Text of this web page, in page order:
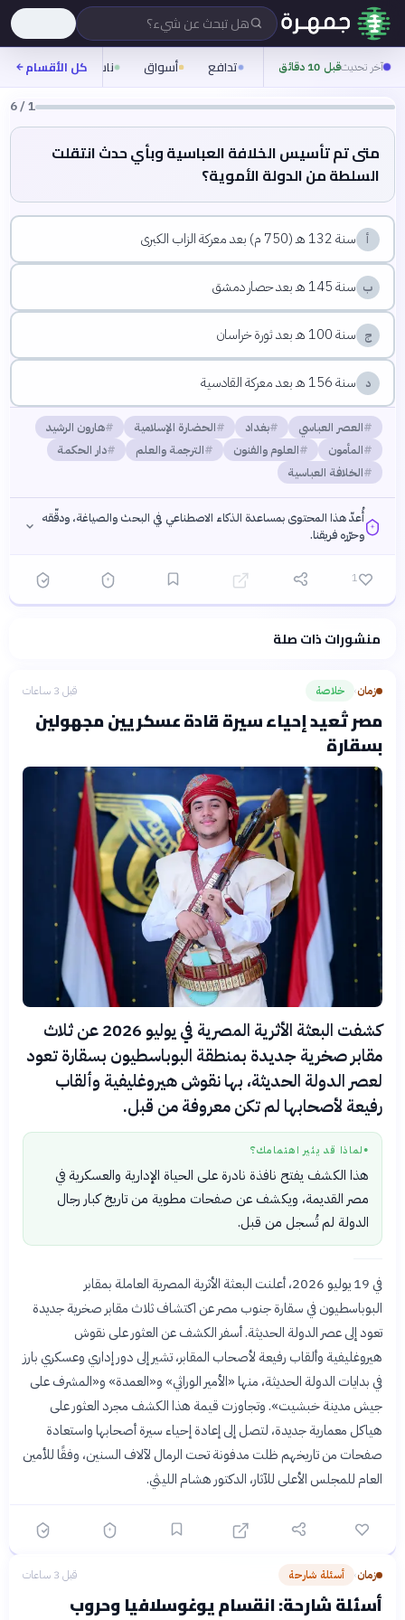
هل تبحث عن شيء؟
آخر تحديثقبل 10 دقائق تدافع أسواق ناس روح
كل الأقسام
1
/
6
متى تم تأسيس الخلافة العباسية وبأي حدث انتقلت
السلطة من الدولة الأموية؟
أ سنة 132 هـ (750 م) بعد معركة الزاب الكبرى
ب سنة 145 هـ بعد حصار دمشق
ج سنة 100 هـ بعد ثورة خراسان
د سنة 156 هـ بعد معركة القادسية
العصر العباسي بغداد الحضارة الإسلامية
هارون الرشيد
المأمون
العلوم والفنون الترجمة والعلم
دار الحكمة
الخلافة العباسية
أُعدّ هذا المحتوى بمساعدة الذكاء الاصطناعي في البحث والصياغة، ودقّقه
وحرّره فريقنا.
فلسفتنا المعرفية· سياسة الذكاء الاصطناعي
1
منشورات ذات صلة
زمان› خلاصة قبل 3 ساعات
مصر تُعيد إحياء سيرة قادة عسكريين مجهولين
بسقارة
كشفت البعثة الأثرية المصرية في يوليو 2026 عن ثلاث
مقابر صخرية جديدة بمنطقة البوباسطيون بسقارة تعود
لعصر الدولة الحديثة، بها نقوش هيروغليفية وألقاب
رفيعة لأصحابها لم تكن معروفة من قبل.
● لماذا قد يثير اهتمامك؟
هذا الكشف يفتح نافذة نادرة على الحياة الإدارية والعسكرية في
مصر القديمة، ويكشف عن صفحات مطوية من تاريخ كبار رجال
الدولة لم تُسجل من قبل.
في 19 يوليو 2026، أعلنت البعثة الأثرية المصرية العاملة بمقابر
البوباسطيون في سقارة جنوب مصر عن اكتشاف ثلاث مقابر صخرية جديدة
تعود إلى عصر الدولة الحديثة. أسفر الكشف عن العثور على نقوش
هيروغليفية وألقاب رفيعة لأصحاب المقابر، تشير إلى دور إداري وعسكري بارز
في بدايات الدولة الحديثة، منها «الأمير الوراثي» و«العمدة» و«المشرف على
جيش مدينة خبشيت». وتجاوزت قيمة هذا الكشف مجرد العثور على
هياكل معمارية جديدة، لتصل إلى إعادة إحياء سيرة أصحابها واستعادة
صفحات من تاريخهم ظلت مدفونة تحت الرمال لآلاف السنين، وفقًا للأمين
العام للمجلس الأعلى للآثار، الدكتور هشام الليثي.
زمان› أسئلة شارحة قبل 3 ساعات
أسئلة شارحة: انقسام يوغوسلافيا وحروب